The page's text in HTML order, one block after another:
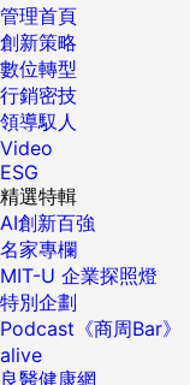
管理首頁
創新策略
數位轉型
行銷密技
領導馭人
Video
ESG
精選特輯
AI創新百強
名家專欄
MIT-U 企業探照燈
特別企劃
Podcast《商周Bar》
alive
良醫健康網